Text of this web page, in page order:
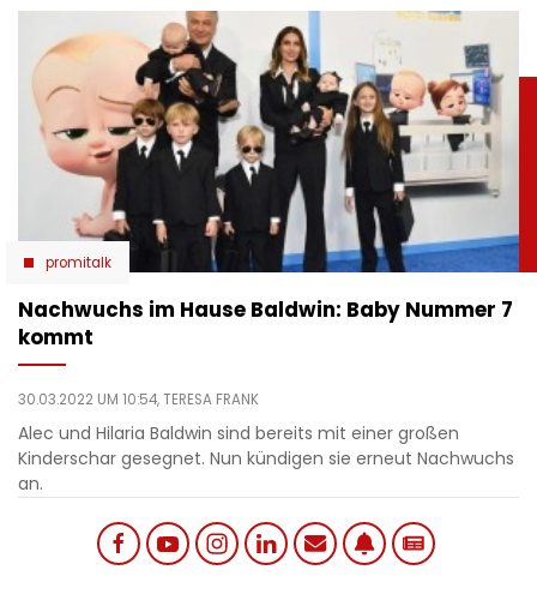
promitalk
Nachwuchs im Hause Baldwin: Baby Nummer 7
kommt
30.03.2022 UM 10:54,TERESA FRANK
Alec und Hilaria Baldwin sind bereits mit einer großen
Kinderschar gesegnet. Nun kündigen sie erneut Nachwuchs
an.